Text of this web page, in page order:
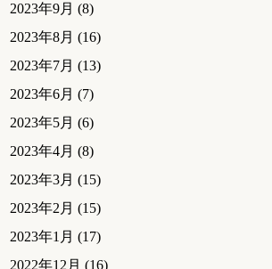
2023年9月 (8)
2023年8月 (16)
2023年7月 (13)
2023年6月 (7)
2023年5月 (6)
2023年4月 (8)
2023年3月 (15)
2023年2月 (15)
2023年1月 (17)
2022年12月 (16)